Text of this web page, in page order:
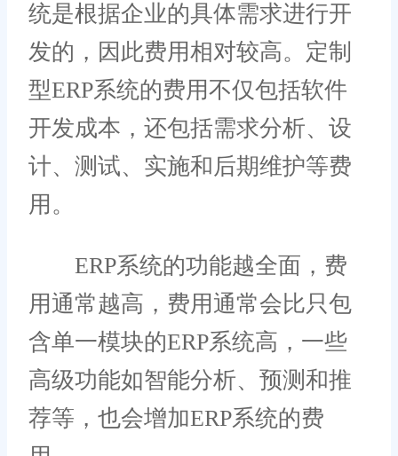
统是根据企业的具体需求进行开
发的，因此费用相对较高。定制
型ERP系统的费用不仅包括软件
开发成本，还包括需求分析、设
计、测试、实施和后期维护等费
用。
ERP系统的功能越全面，费
用通常越高，费用通常会比只包
含单一模块的ERP系统高，一些
高级功能如智能分析、预测和推
荐等，也会增加ERP系统的费